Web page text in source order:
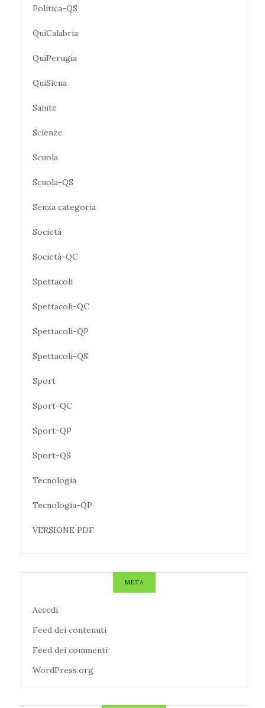
Politica-QS
QuiCalabria
QuiPerugia
QuiSiena
Salute
Scienze
Scuola
Scuola-QS
Senza categoria
Società
Società-QC
Spettacoli
Spettacoli-QC
Spettacoli-QP
Spettacoli-QS
Sport
Sport-QC
Sport-QP
Sport-QS
Tecnologia
Tecnologia-QP
VERSIONE PDF
META
Accedi
Feed dei contenuti
Feed dei commenti
WordPress.org